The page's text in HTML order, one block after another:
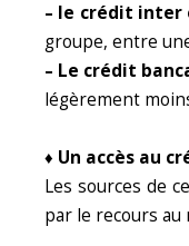
– le crédit inter
groupe, entre
– Le crédit
légèrement
♦ Un accès au
Les sources de
par le recours au